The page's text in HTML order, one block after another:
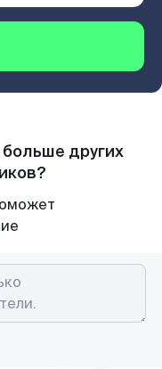
других